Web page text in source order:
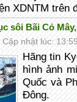
XDNTM trên
sôi Bãi Cỏ
nhật lúc:
Hãng tin
hình ảnh
Quốc và
Đông.